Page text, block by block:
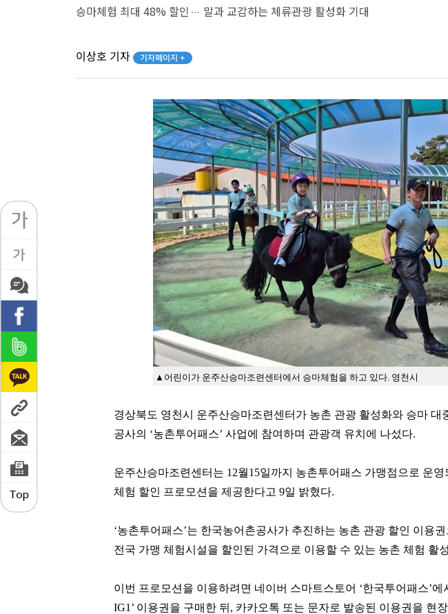
승마체험 최대 48% 할인… 말과 교감하는 체류관광 활성화 기대
이상호 기자 기자페이지 +
▲어린이가 운주산승마조련센터에서 승마체험을 하고 있다. 영천시
경상북도 영천시 운주산승마조련센터가 농촌 관광 활성화와 승마 대
공사의 ‘농촌투어패스’ 사업에 참여하며 관광객 유치에 나섰다.
운주산승마조련센터는 12월15일까지 농촌투어패스 가맹점으로 운
체험 할인 프로모션을 제공한다고 9일 밝혔다.
‘농촌투어패스’는 한국농어촌공사가 추진하는 농촌 관광 할인 이용
전국 가맹 체험시설을 할인된 가격으로 이용할 수 있는 농촌 체험 활
이번 프로모션을 이용하려면 네이버 스마트스토어 ‘한국투어패스’에
IG1’ 이용권을 구매한 뒤, 카카오톡 또는 문자로 발송된 이용권을 현